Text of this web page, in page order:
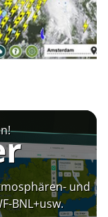
und
BNL+usw.